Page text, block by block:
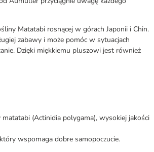
Matatabi rosnącej w górach Japonii i Chin.
zabawy i może pomóc w sytuacjach
Dzięki miękkiemu pluszowi jest również
(Actinidia polygama), wysokiej jakości
wspomaga dobre samopoczucie.